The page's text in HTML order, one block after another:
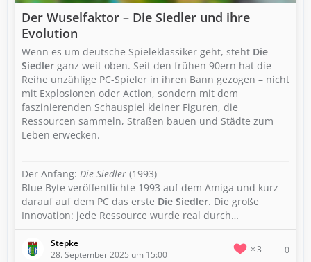
Der Wuselfaktor – Die Siedler und ihre
Evolution
Wenn es um deutsche Spieleklassiker geht, steht Die
Siedler ganz weit oben. Seit den frühen 90ern hat die
Reihe unzählige PC-Spieler in ihren Bann gezogen – nicht
mit Explosionen oder Action, sondern mit dem
faszinierenden Schauspiel kleiner Figuren, die
Ressourcen sammeln, Straßen bauen und Städte zum
Leben erwecken.
Der Anfang: Die Siedler (1993)
Blue Byte veröffentlichte 1993 auf dem Amiga und kurz
darauf auf dem PC das erste Die Siedler. Die große
Innovation: jede Ressource wurde real durch…
Stepke
28. September 2025 um 15:00
3 0